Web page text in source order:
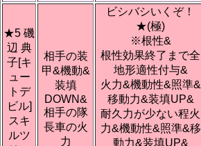
★5 磯
辺 典
子[キ
ュー
トデ
ビル]
スキ
ルツ
相手の装
甲&機動&
装填
DOWN&
相手の隊
長車の火
力
ビシバシいくぞ！
★(極)
※根性&
根性効果終了まで全
地形適性付与&
火力&機動性&照準&
移動力&装填UP&
耐久力が少ない程火
力&機動性&照準&移
動力&装填UP&